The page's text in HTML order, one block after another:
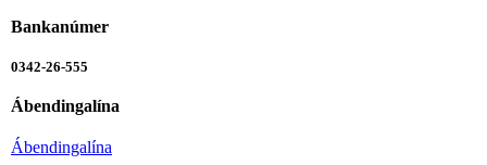
Bankanúmer
0342-26-555
Ábendingalína
Ábendingalína